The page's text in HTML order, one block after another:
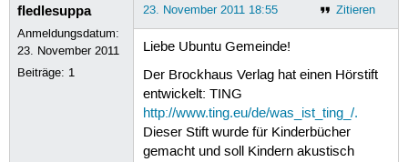
fledlesuppa
Anmeldungsdatum:
23. November 2011
Beiträge: 1
Zitieren
23. November 2011 18:55
Liebe Ubuntu Gemeinde!
Der Brockhaus Verlag hat einen Hörstift
entwickelt: TING
http://www.ting.eu/de/was_ist_ting_/.
Dieser Stift wurde für Kinderbücher
gemacht und soll Kindern akustisch